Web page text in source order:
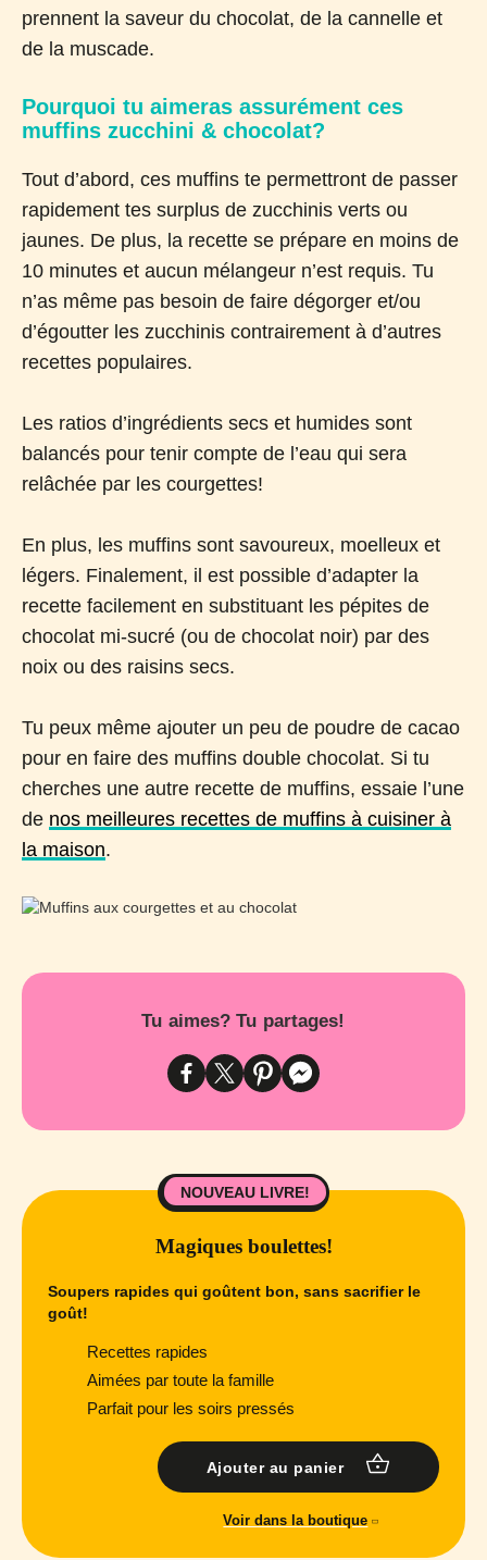
prennent la saveur du chocolat, de la cannelle et
de la muscade.
Pourquoi tu aimeras assurément ces
muffins zucchini & chocolat?
Tout d’abord, ces muffins te permettront de passer
rapidement tes surplus de zucchinis verts ou
jaunes. De plus, la recette se prépare en moins de
10 minutes et aucun mélangeur n’est requis. Tu
n’as même pas besoin de faire dégorger et/ou
d’égoutter les zucchinis contrairement à d’autres
recettes populaires.
Les ratios d’ingrédients secs et humides sont
balancés pour tenir compte de l’eau qui sera
relâchée par les courgettes!
En plus, les muffins sont savoureux, moelleux et
légers. Finalement, il est possible d’adapter la
recette facilement en substituant les pépites de
chocolat mi-sucré (ou de chocolat noir) par des
noix ou des raisins secs.
Tu peux même ajouter un peu de poudre de cacao
pour en faire des muffins double chocolat. Si tu
cherches une autre recette de muffins, essaie l’une
de nos meilleures recettes de muffins à cuisiner à
la maison.
Tu aimes? Tu partages!
NOUVEAU LIVRE!
Magiques boulettes!
Soupers rapides qui goûtent bon, sans sacrifier le
goût!
Recettes rapides
Aimées par toute la famille
Parfait pour les soirs pressés
Ajouter au panier
Voir dans la boutique